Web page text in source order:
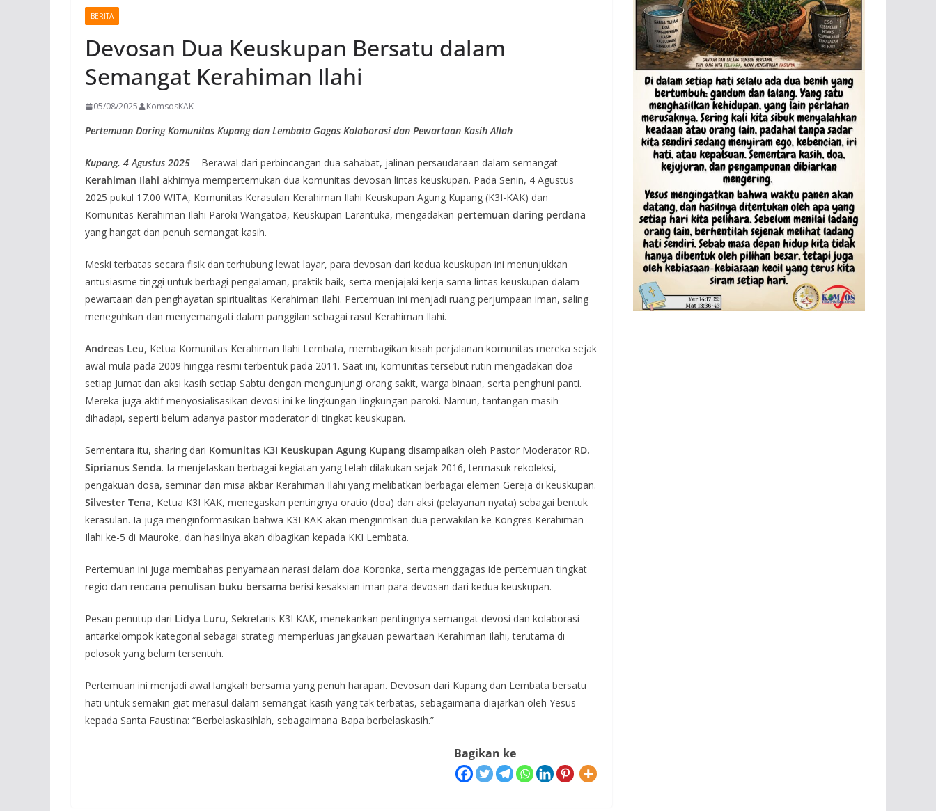
BERITA
Devosan Dua Keuskupan Bersatu dalam
Semangat Kerahiman Ilahi
05/08/2025 KomsosKAK
Pertemuan Daring Komunitas Kupang dan Lembata Gagas Kolaborasi dan Pewartaan Kasih Allah
Kupang, 4 Agustus 2025 – Berawal dari perbincangan dua sahabat, jalinan persaudaraan dalam semangat
Kerahiman Ilahi akhirnya mempertemukan dua komunitas devosan lintas keuskupan. Pada Senin, 4 Agustus
2025 pukul 17.00 WITA, Komunitas Kerasulan Kerahiman Ilahi Keuskupan Agung Kupang (K3I-KAK) dan
Komunitas Kerahiman Ilahi Paroki Wangatoa, Keuskupan Larantuka, mengadakan pertemuan daring perdana
yang hangat dan penuh semangat kasih.
Meski terbatas secara fisik dan terhubung lewat layar, para devosan dari kedua keuskupan ini menunjukkan
antusiasme tinggi untuk berbagi pengalaman, praktik baik, serta menjajaki kerja sama lintas keuskupan dalam
pewartaan dan penghayatan spiritualitas Kerahiman Ilahi. Pertemuan ini menjadi ruang perjumpaan iman, saling
meneguhkan dan menyemangati dalam panggilan sebagai rasul Kerahiman Ilahi.
Andreas Leu, Ketua Komunitas Kerahiman Ilahi Lembata, membagikan kisah perjalanan komunitas mereka sejak
awal mula pada 2009 hingga resmi terbentuk pada 2011. Saat ini, komunitas tersebut rutin mengadakan doa
setiap Jumat dan aksi kasih setiap Sabtu dengan mengunjungi orang sakit, warga binaan, serta penghuni panti.
Mereka juga aktif menyosialisasikan devosi ini ke lingkungan-lingkungan paroki. Namun, tantangan masih
dihadapi, seperti belum adanya pastor moderator di tingkat keuskupan.
Sementara itu, sharing dari Komunitas K3I Keuskupan Agung Kupang disampaikan oleh Pastor Moderator RD.
Siprianus Senda. Ia menjelaskan berbagai kegiatan yang telah dilakukan sejak 2016, termasuk rekoleksi,
pengakuan dosa, seminar dan misa akbar Kerahiman Ilahi yang melibatkan berbagai elemen Gereja di keuskupan.
Silvester Tena, Ketua K3I KAK, menegaskan pentingnya oratio (doa) dan aksi (pelayanan nyata) sebagai bentuk
kerasulan. Ia juga menginformasikan bahwa K3I KAK akan mengirimkan dua perwakilan ke Kongres Kerahiman
Ilahi ke-5 di Mauroke, dan hasilnya akan dibagikan kepada KKI Lembata.
Pertemuan ini juga membahas penyamaan narasi dalam doa Koronka, serta menggagas ide pertemuan tingkat
regio dan rencana penulisan buku bersama berisi kesaksian iman para devosan dari kedua keuskupan.
Pesan penutup dari Lidya Luru, Sekretaris K3I KAK, menekankan pentingnya semangat devosi dan kolaborasi
antarkelompok kategorial sebagai strategi memperluas jangkauan pewartaan Kerahiman Ilahi, terutama di
pelosok yang belum tersentuh.
Pertemuan ini menjadi awal langkah bersama yang penuh harapan. Devosan dari Kupang dan Lembata bersatu
hati untuk semakin giat merasul dalam semangat kasih yang tak terbatas, sebagaimana diajarkan oleh Yesus
kepada Santa Faustina: “Berbelaskasihlah, sebagaimana Bapa berbelaskasih.”
Bagikan ke